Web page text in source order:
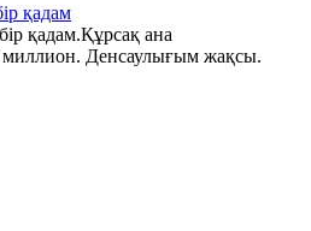
қадам
қадам.Құрсақ ана
Денсаулығым жақсы.